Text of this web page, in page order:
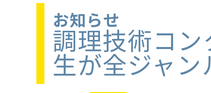
お知らせ
調理技術コ
生が全ジャ